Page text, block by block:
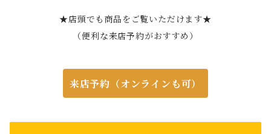
★店頭でも商品をご覧いただけます★
（便利な来店予約がおすすめ）
来店予約（オンラインも可）